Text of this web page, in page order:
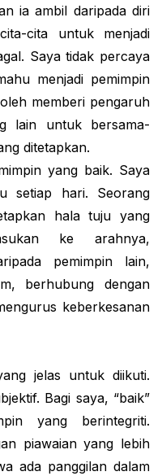
ia ambil daripada diri
cita untuk menjadi
Saya tidak percaya
menjadi pemimpin
memberi pengaruh
lain untuk bersama-
ditetapkan.
yang baik. Saya
setiap hari. Seorang
hala tuju yang
ke arahnya,
pemimpin lain,
berhubung dengan
keberkesanan
jelas untuk diikuti.
Bagi saya, “baik”
yang berintegriti.
piawaian yang lebih
ada panggilan dalam